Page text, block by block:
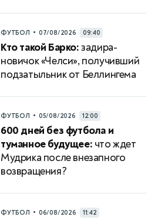
ФУТБОЛ • 07/08/2026 09:40
Кто такой Барко:задира-
новичок «Челси», получивший
подзатыльник от Беллингема
ФУТБОЛ • 05/08/2026 12:00
600 дней без футбола и
туманное будущее: что ждет
Мудрика после внезапного
возвращения?
ФУТБОЛ • 06/08/2026 11:42